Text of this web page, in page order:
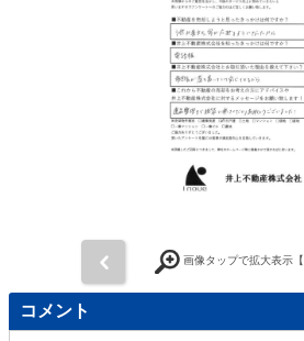
画像タップで拡大表示【
コメント